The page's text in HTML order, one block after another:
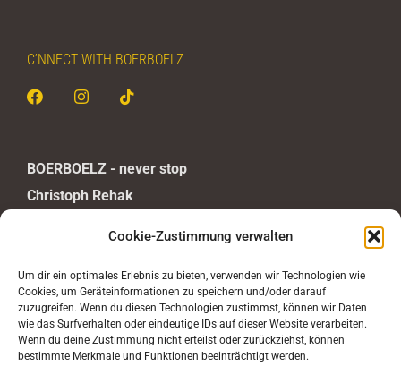
Cookie-Zustimmung verwalten
Um dir ein optimales Erlebnis zu bieten, verwenden wir Technologien wie
Cookies, um Geräteinformationen zu speichern und/oder darauf
zuzugreifen. Wenn du diesen Technologien zustimmst, können wir Daten
wie das Surfverhalten oder eindeutige IDs auf dieser Website verarbeiten.
Wenn du deine Zustimmung nicht erteilst oder zurückziehst, können
bestimmte Merkmale und Funktionen beeinträchtigt werden.
C’NNECT WITH BOERBOELZ
BOERBOELZ - never stop
Christoph Rehak
DEUTSCHLAND
Mail:info@boerboelz.com